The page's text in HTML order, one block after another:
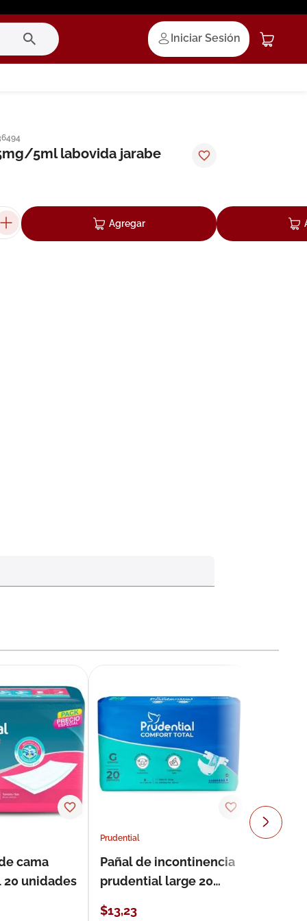
Iniciar Sesión
5ml labovida jarabe
Agregar
cama
unidades
Prudential
Pañal de incontinencia
prudential large 20
$13,23